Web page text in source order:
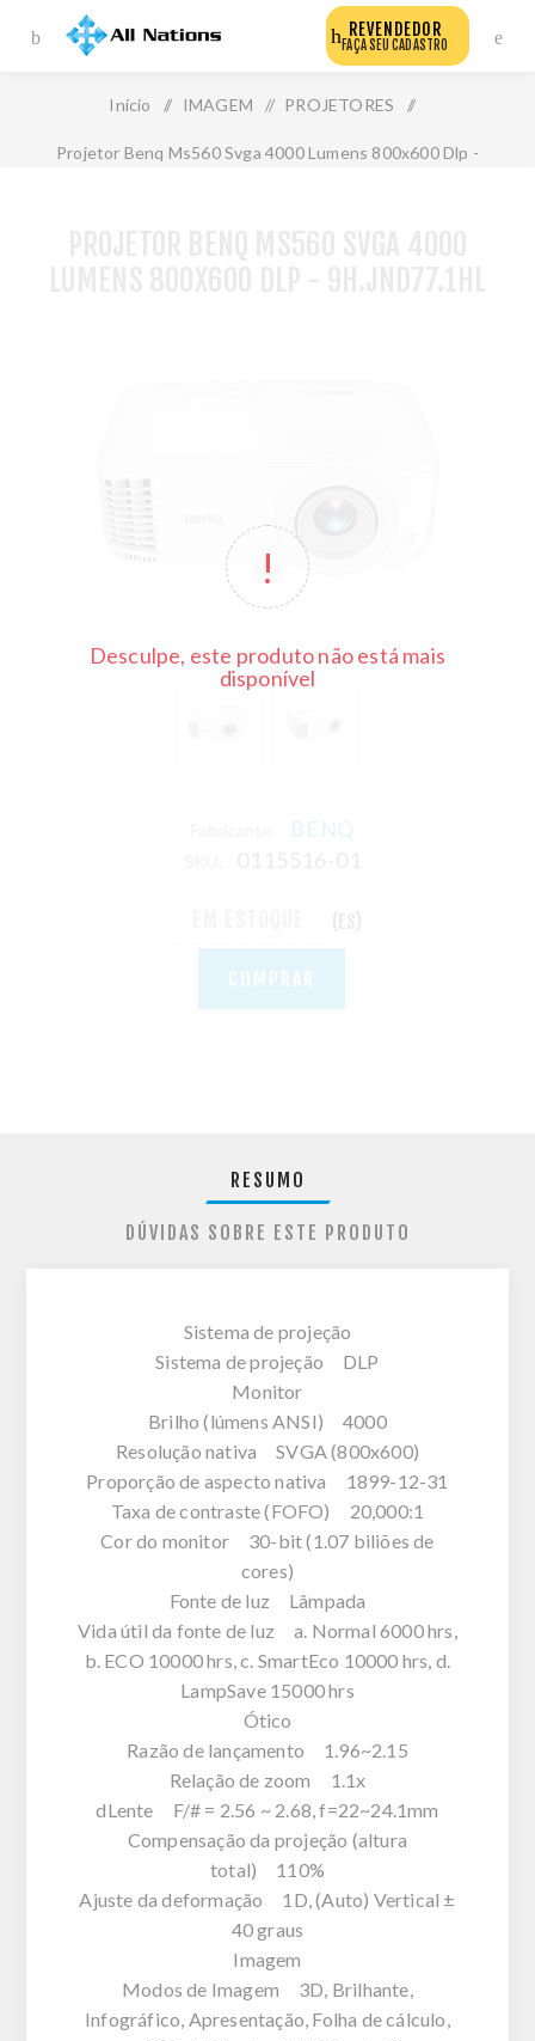
REVENDEDOR
FAÇA SEU CADASTRO
Início / IMAGEM / PROJETORES /
Projetor Benq Ms560 Svga 4000 Lumens 800x600 Dlp -
Desculpe, este produto não está mais
disponível
BENQ
COMPRAR
RESUMO
DÚVIDAS SOBRE ESTE PRODUTO
Sistema de projeção
Sistema de projeção DLP
Monitor
Brilho (lúmens ANSI) 4000
Resolução nativa SVGA (800x600)
Proporção de aspecto nativa 1899-12-31
Taxa de contraste (FOFO) 20,000:1
Cor do monitor 30-bit (1.07 biliões de
cores)
Fonte de luz Lâmpada
Vida útil da fonte de luz a. Normal 6000 hrs,
b. ECO 10000 hrs, c. SmartEco 10000 hrs, d.
LampSave 15000 hrs
Ótico
Razão de lançamento 1.96~2.15
Relação de zoom 1.1x
dLente F/# = 2.56 ~ 2.68, f=22~24.1mm
Compensação da projeção (altura
total) 110%
Ajuste da deformação 1D, (Auto) Vertical ±
40 graus
Imagem
Modos de Imagem 3D, Brilhante,
Infográfico, Apresentação, Folha de cálculo,